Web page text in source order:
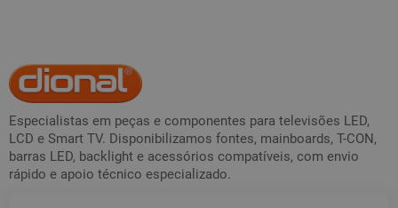
Especialistas em peças e componentes para televisões LED,
LCD e Smart TV. Disponibilizamos fontes, mainboards, T-CON,
barras LED, backlight e acessórios compatíveis, com envio
rápido e apoio técnico especializado.